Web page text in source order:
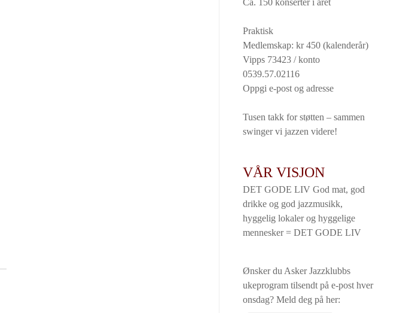
Praktisk
Medlemskap: kr 450 (kalenderår)
Vipps 73423 / konto
0539.57.02116
Oppgi e-post og adresse
Tusen takk for støtten – sammen
swinger vi jazzen videre!
VÅR VISJON
DET GODE LIV God mat, god
drikke og god jazzmusikk,
hyggelig lokaler og hyggelige
mennesker = DET GODE LIV
Ønsker du Asker Jazzklubbs
ukeprogram tilsendt på e-post hver
onsdag? Meld deg på her: